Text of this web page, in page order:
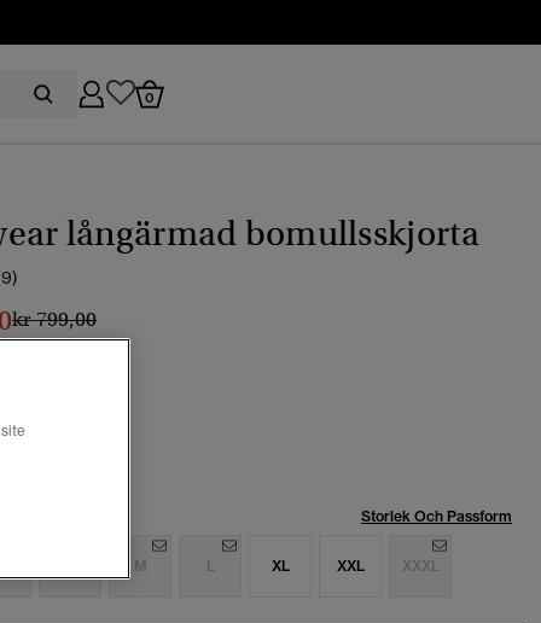
0
långärmad bomullsskjorta
Pris reducerat från
kr 799,00till
Storlek Och Passform
M L XL XXL XXXL